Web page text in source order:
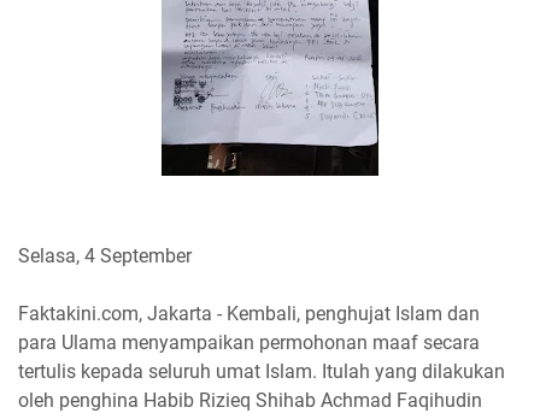
Selasa, 4 September
Faktakini.com, Jakarta - Kembali, penghujat Islam dan
para Ulama menyampaikan permohonan maaf secara
tertulis kepada seluruh umat Islam. Itulah yang dilakukan
oleh penghina Habib Rizieq Shihab Achmad Faqihudin